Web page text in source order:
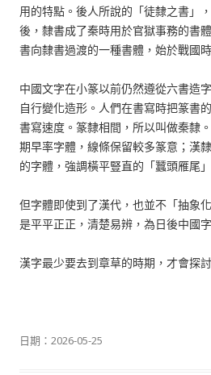
用的特點。後人所說的「徒隸之書」
後，隸書成了秦時用於官獄事務的書
書向隸書過渡的一種書體，始於戰國
中國文字在小篆以前仍然遵從六書造
自行變化造形。人們在書寫時把篆書
書寫速度。篆隸相間，所以叫做秦隸
期早率字體，線條保留較多篆意；漢
的字體，強調橫平豎直的「蠶頭雁尾
但字體即使到了漢代，也並不「抽象
是平平正正，清楚易辨，為日後中國
漢字最少要去到章草的時期，才會探
日期： 2026-05-25